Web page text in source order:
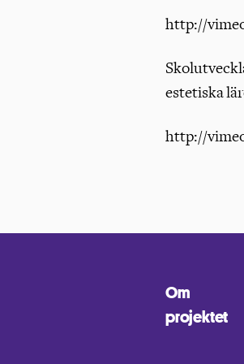
http://
estetiska
http://
Om
projektet